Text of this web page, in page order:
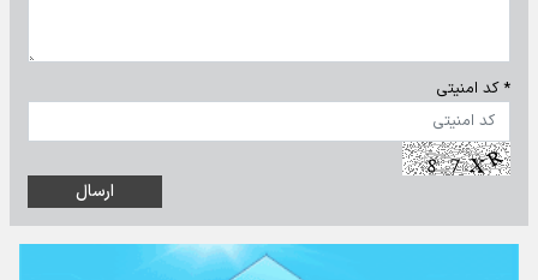
* کد امنیتی